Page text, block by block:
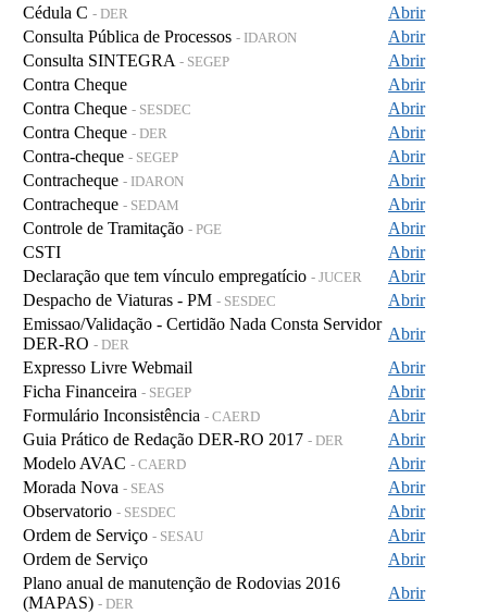
Cédula C - DER
Abrir
Consulta Pública de Processos - IDARON
Abrir
Consulta SINTEGRA - SEGEP
Abrir
Contra Cheque
Abrir
Contra Cheque - SESDEC
Abrir
Contra Cheque - DER
Abrir
Contra-cheque - SEGEP
Abrir
Contracheque - IDARON
Abrir
Contracheque - SEDAM
Abrir
Controle de Tramitação - PGE
Abrir
CSTI
Abrir
Declaração que tem vínculo empregatício - JUCER
Abrir
Despacho de Viaturas - PM - SESDEC
Abrir
Emissao/Validação - Certidão Nada Consta Servidor
DER-RO - DER
Abrir
Expresso Livre Webmail
Abrir
Ficha Financeira - SEGEP
Abrir
Formulário Inconsistência - CAERD
Abrir
Guia Prático de Redação DER-RO 2017 - DER
Abrir
Modelo AVAC - CAERD
Abrir
Morada Nova - SEAS
Abrir
Observatorio - SESDEC
Abrir
Ordem de Serviço - SESAU
Abrir
Ordem de Serviço
Abrir
Plano anual de manutenção de Rodovias 2016
(MAPAS) - DER
Abrir